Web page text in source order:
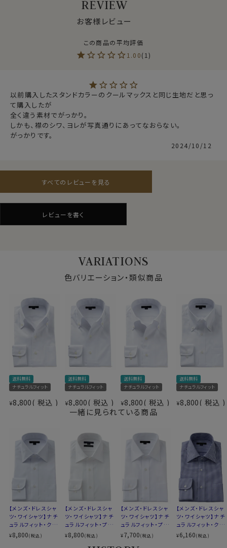
●通年快適な着用感を求める方へ
クールマックス®オールシーズン・ファブリックは、暑いと
きにはドライに、寒いときには暖かい。
通年着用するビジネスシャツに適した素材です。
肌離れのよいドライな着用感が持続。
汗を素早く発散、長時間の着用でもムレにくく、快適さを
保つ吸水速乾のドライ素材です。
また洗濯後の乾きが非常に早いのも、この高機能ドライ
の特徴です。
着用時も洗濯後もシワになりにくい。
洗濯後もほぼノーアイロン。
できるだけお手入れを楽に済ませたい方に最適な、防し
（形態安定性＝W＆W性4級前後）
クールマックス®オールシーズン・ファブリックは、形態安
定性により、日々のお手入れが非常に楽。
方法でお手入れする事で、洗濯後のお手入れが楽になり
・洗濯ネットに入れ、脱水は短めに設定（1分以内を目安
に）。生地への負担が少なく、シワも残りにくくなります。
・洗濯後はできるだけ早めに取り出し、軽くはたいてシワ
・形を整えて干すことで、ほぼノーアイロンでご着用いた
だけます。
忙しい日常の中でも、「洗って、干して、そのまま着られ
そんな扱いやすさを目指した素材です。
100％再生ペットボトル素材から作られたクールマック
ス®エコメイド・ファイバーを使用。
ドライで快適な着心地を提供するとともに、環境にも配
慮したサスティナブル素材です。
ポリエステル100％
ドライ加工（吸湿速乾素材＝
ワイドカラー
取り外し式
後身頃
バックダーツ入り
織柄無地
アジャスタブル
コンバーチブルカフス
衿高
前3.0cm 後4.6cm
S-37～LL-43・3L-45・4L-47cm
全１２サイズ
ナチュラルフィット
▼スポット商品につき再入荷はございませんのでご了承
▼ナチュラルフィットとは？
後ろ身頃にダーツを入れて、ウエスト部分をやや絞ったス
タイルです。
適度に絞ったウエストラインは細すぎず、それでいてダボ
つきのないシルエット。
着心地を考え、細いだけのシャツとは一線を画したつくり
REVIEW
お客様レビュー
1.00 1
2024/10/12
以前購入したスタンドカラーのクールマックスと同じ生地だと思っ
て購入したが
全く違う素材でがっかり。
しかも、襟のシワ、ヨレが写真通りにあってなおらない。
がっかりです。
すべてのレビューを見る
レビューを書く
VARIATIONS
色バリエーション・類似商品
送料無料
ナチュラルフィット
¥8,800 税込
送料無料
ナチュラルフィット
¥8,800 税込
送料無料
ナチュラルフィット
¥8,800 税込
送料無料
ナチュラルフィット
¥8,800 税込
一緒に見られている商品
【メンズ・ドレスシャ
ツ・ワイシャツ】ナチ
ュラルフィット・クー
ルマックス・オールシ
ーズン・ドライ・形態
¥8,800(税込)
【メンズ・ドレスシャ
ツ・ワイシャツ】ナチ
ュラルフィット・プレ
ミアムコットン120
番手双糸・オックス
¥8,800(税込)
【メンズ・ドレスシャ
ツ・ワイシャツ】ナチ
ュラルフィット・プレ
ミアムコットン・形態
安定・ワイドカラー
¥7,700(税込)
【メンズ・ドレスシャ
ツ・ワイシャツ】ナチ
ュラルフィット・クー
ルマックス・オールシ
ーズン・ドライ・形態
¥6,160(税込)